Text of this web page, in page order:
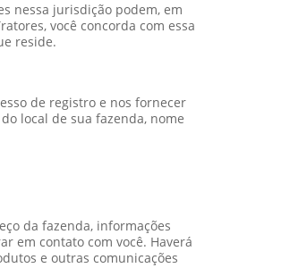
nessa jurisdição podem, em
você concorda com essa
reside.
de registro e nos fornecer
local de sua fazenda, nome
da fazenda, informações
em contato com você. Haverá
e outras comunicações